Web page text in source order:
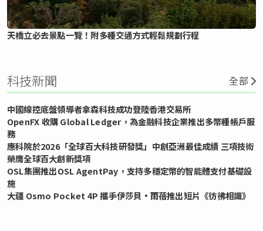
天橋立必去景點一覽！附多種交通方式輕鬆規劃行程
科技新聞 全部
中國線控底盤領導者拿森科技成功登陸香港交易所
OpenFX 收購 Global Ledger，為金融科技企業推出多幣種帳戶服
務
應科院於2026「全球百大科技研發獎」中創亞洲最佳成績 三項技術
榮膺全球百大創新獎項
OSL集團推出OSL AgentPay，支持多穩定幣的智能體支付基礎設
施
大疆 Osmo Pocket 4P 攜手伊莎貝•雨蓓推出短片《彷彿相識》